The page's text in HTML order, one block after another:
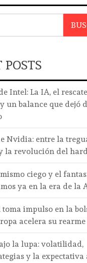
POSTS
Intel: La IA, el
un balance que dejó
Nvidia: entre la
la revolución del
ciego y el
ya en la era de la
impulso en la
acelera su rearme
la lupa: volatilidad,
y la expectativa